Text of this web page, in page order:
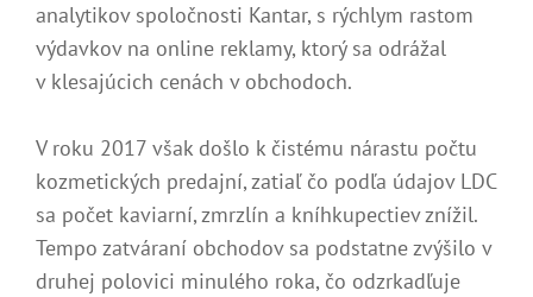
analytikov spoločnosti Kantar, s rýchlym rastom
výdavkov na online reklamy, ktorý sa odrážal
v klesajúcich cenách v obchodoch.
V roku 2017 však došlo k čistému nárastu počtu
kozmetických predajní, zatiaľ čo podľa údajov LDC
sa počet kaviarní, zmrzlín a kníhkupectiev znížil.
Tempo zatváraní obchodov sa podstatne zvýšilo v
druhej polovici minulého roka, čo odzrkadľuje